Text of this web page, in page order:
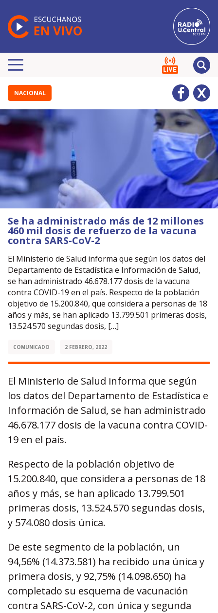
NACIONAL
Se ha administrado más de 12 millones
460 mil dosis de refuerzo de la vacuna
contra SARS-CoV-2
El Ministerio de Salud informa que según los datos del
Departamento de Estadística e Información de Salud,
se han administrado 46.678.177 dosis de la vacuna
contra COVID-19 en el país. Respecto de la población
objetivo de 15.200.840, que considera a personas de 18
años y más, se han aplicado 13.799.501 primeras dosis,
13.524.570 segundas dosis, […]
COMUNICADO 2 FEBRERO, 2022
El Ministerio de Salud informa que según
los datos del Departamento de Estadística e
Información de Salud, se han administrado
46.678.177 dosis de la vacuna contra COVID-
19 en el país.
Respecto de la población objetivo de
15.200.840, que considera a personas de 18
años y más, se han aplicado 13.799.501
primeras dosis, 13.524.570 segundas dosis,
y 574.080 dosis única.
De este segmento de la población, un
94,56% (14.373.581) ha recibido una única y
primera dosis, y 92,75% (14.098.650) ha
completado su esquema de vacunación
contra SARS-CoV-2, con única y segunda